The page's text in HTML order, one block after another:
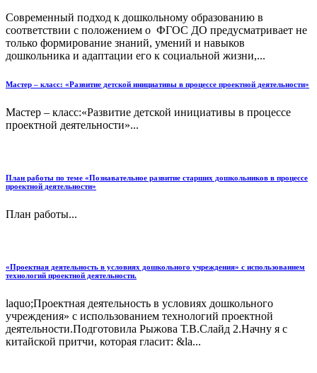
Современный подход к дошкольному образованию в
соответствии с положением о ФГОС ДО предусматривает не
только формирование знаний, умений и навыков
дошкольника и адаптации его к социальной жизни,...
Мастер – класс: «Развитие детской инициативы в процессе проектной деятельности»
Мастер – класс:«Развитие детской инициативы в процессе
проектной деятельности»...
План работы по теме «Познавательное развитие старших дошкольников в процессе
проектной деятельности»
План работы...
«Проектная деятельность в условиях дошкольного учреждения» с использованием
технологий проектной деятельности.
laquo;Проектная деятельность в условиях дошкольного
учреждения» с использованием технологий проектной
деятельности.Подготовила Рыжова Т.В.Слайд 2.Начну я с
китайской притчи, которая гласит: &la...